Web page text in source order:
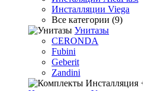
Инсталляции Viega
Все категории (9)
Унитазы
CERONDA
Fubini
Geberit
Zandini